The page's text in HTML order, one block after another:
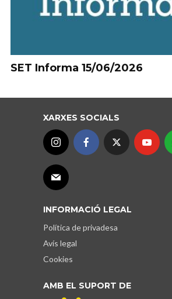
SET Informa 15/06/2026
XARXES SOCIALS
INFORMACIÓ LEGAL
Política de privadesa
Avís legal
Cookies
AMB EL SUPORT DE